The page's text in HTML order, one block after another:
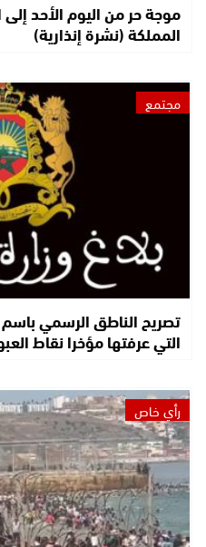
موجة حر من اليوم الأحد
المملكة (نشرة إنذارية)
مجتمع
تصريح الناطق الرسمي باسم
التي عرفتها مؤخرا نقاط
رأي خاص